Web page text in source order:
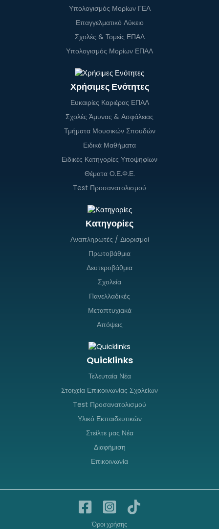
Υπολογισμός Μορίων ΓΕΛ
Επαγγελματικό Λύκειο
Σχολές & Τομείς ΕΠΑΛ
Υπολογισμός Μορίων ΕΠΑΛ
Χρήσιμες Ενότητες
Ευκαιρίες Καριέρας ΕΠΑΛ
Σχολές Άμυνας & Ασφάλειας
Τμήματα Μουσικών Σπουδών
Ειδικά Μαθήματα
Ειδικές Κατηγορίες Υποψηφίων
Θέματα Ο.Ε.Φ.Ε.
Test Προσανατολισμού
Κατηγορίες
Αναπληρωτές / Διορισμοί
Πρωτοβάθμια
Δευτεροβάθμια
Σχολεία
Πανελλαδικές
Μεταπτυχιακά
Απόψεις
Quicklinks
Τελευταία Νέα
Στοιχεία Επικοινωνίας Σχολείων
Test Προσανατολισμού
Υλικό Εκπαιδευτικών
Στείλτε μας Νέα
Διαφήμιση
Επικοινωνία
Όροι χρήσης